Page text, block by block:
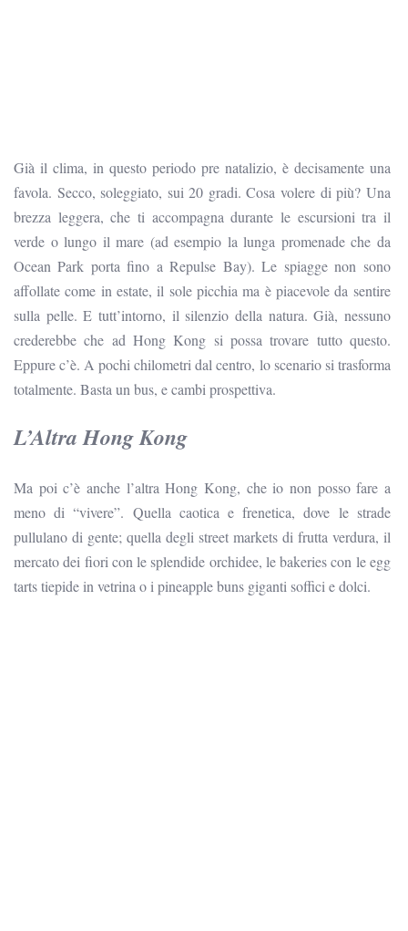
Già il clima, in questo periodo pre natalizio, è decisamente una
favola. Secco, soleggiato, sui 20 gradi. Cosa volere di più? Una
brezza leggera, che ti accompagna durante le escursioni tra il
verde o lungo il mare (ad esempio la lunga promenade che da
Ocean Park porta fino a Repulse Bay). Le spiagge non sono
affollate come in estate, il sole picchia ma è piacevole da sentire
sulla pelle. E tutt’intorno, il silenzio della natura. Già, nessuno
crederebbe che ad Hong Kong si possa trovare tutto questo.
Eppure c’è. A pochi chilometri dal centro, lo scenario si trasforma
totalmente. Basta un bus, e cambi prospettiva.
L’Altra Hong Kong
Ma poi c’è anche l’altra Hong Kong, che io non posso fare a
meno di “vivere”. Quella caotica e frenetica, dove le strade
pullulano di gente; quella degli street markets di frutta verdura, il
mercato dei fiori con le splendide orchidee, le bakeries con le egg
tarts tiepide in vetrina o i pineapple buns giganti soffici e dolci.